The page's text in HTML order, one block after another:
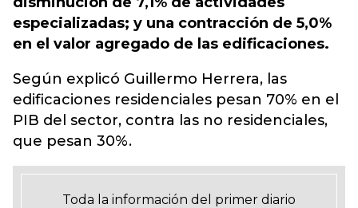
especializadas; y una contracción de 5,0%
en el valor agregado de las edificaciones.
Según explicó Guillermo Herrera, las
edificaciones residenciales pesan 70% en el
PIB del sector, contra las no residenciales,
que pesan 30%.
Toda la información del primer diario